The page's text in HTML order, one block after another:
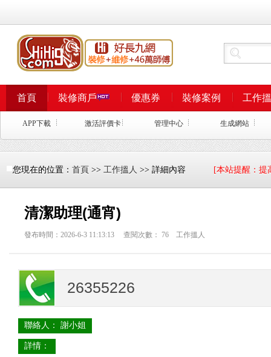
首頁 裝修商戶 優惠券 裝修案例 工作
APP下載 激活評價卡 管理中心 生成網站
您現在的位置： 首頁 >> 工作搵人 >> 詳細內容 [本站提醒：提
清潔助理(通宵)
發布時間：2026-6-3 11:13:13 查閱次數： 76 工作搵人
26355226
聯絡人： 謝小姐
詳情：